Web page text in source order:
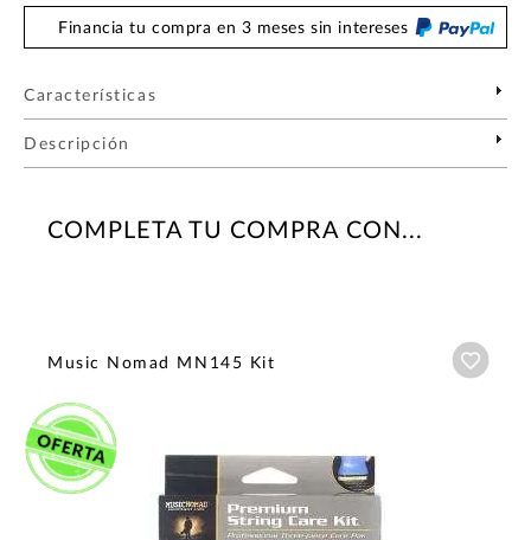
Financia tu compra en 3 meses sin intereses
Características
Descripción
COMPLETA TU COMPRA CON...
Music Nomad MN145 Kit